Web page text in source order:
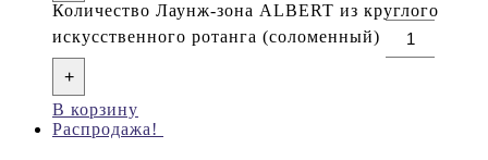
Количество Лаунж-зона ALBERT из круглого
искусственного ротанга (соломенный)
+
В корзину
Распродажа!